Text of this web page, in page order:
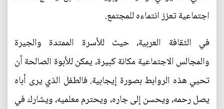
اجتماعية تعزز انتماءه للمجتمع.
في الثقافة العربية، حيث للأسرة الممتدة والجيرة
والمجالس الاجتماعية مكانة كبيرة، يمكن للأبوة الصالحة أن
تحيي هذه الروابط بصورة إيجابية. فالطفل الذي يرى أباه
يصل رحمه، ويحسن إلى جاره، ويحترم معلميه، ويشارك في